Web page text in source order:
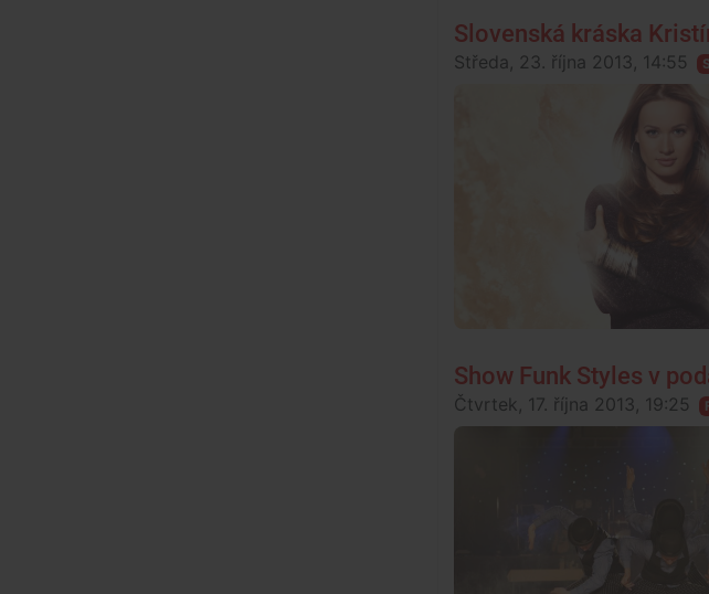
Slovenská kráska
Středa, 23. října 2013, 14:55
Show Funk Styles v
Čtvrtek, 17. října 2013, 19:25